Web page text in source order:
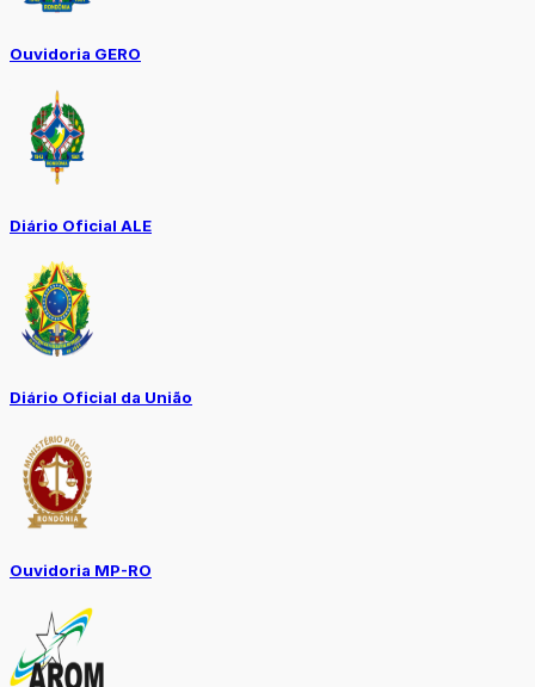
Ouvidoria GERO
Diário Oficial ALE
Diário Oficial da União
Ouvidoria MP-RO